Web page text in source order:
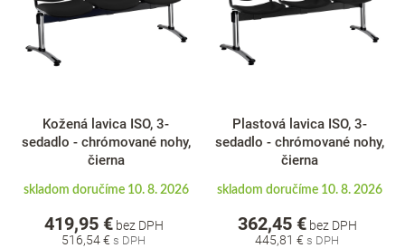
Kožená lavica ISO, 3-
sedadlo - chrómované nohy,
čierna
skladom doručíme 10. 8. 2026
516,54 €
419,95 €bez DPH
Plastová lavica ISO, 3-
sedadlo - chrómované nohy,
čierna
skladom doručíme 10. 8. 2026
445,81 €
362,45 €bez DPH